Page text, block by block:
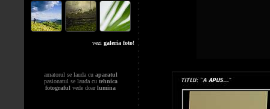
vezi galeria foto!
amatorul se lauda cu aparatul
pasionatul se lauda cu tehnica
fotograful vede doarlumina